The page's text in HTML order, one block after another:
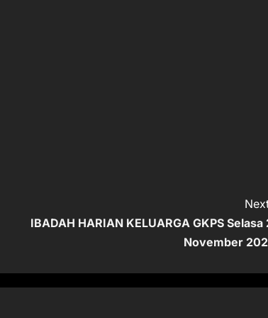
IBADAH HARIAN KELUARGA GKPS Selasa
November